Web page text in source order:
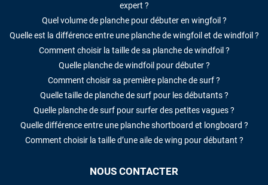
expert ?
Quel volume de planche pour débuter en wingfoil ?
Quelle est la différence entre une planche de wingfoil et de windfoil ?
Comment choisir la taille de sa planche de windfoil ?
Quelle planche de windfoil pour débuter ?
Comment choisir sa première planche de surf ?
Quelle taille de planche de surf pour les débutants ?
Quelle planche de surf pour surfer des petites vagues ?
Quelle différence entre une planche shortboard et longboard ?
Comment choisir la taille d’une aile de wing pour débutant ?
NOUS CONTACTER